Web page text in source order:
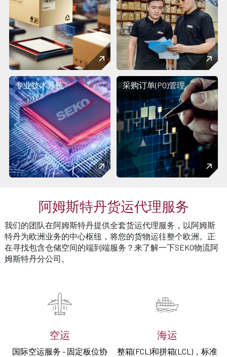
专业技术系统 采购订单(PO)管理
阿姆斯特丹货运代理服务
我们的团队在阿姆斯特丹提供全套货运代理服务，以阿姆斯
特丹为欧洲业务的中心枢纽，将您的货物运往整个欧洲。正
在寻找包含仓储空间的端到端服务？来了解一下SEKO物流阿
姆斯特丹分公司。
空运
国际空运服务 - 固定板位协
海运
整箱(FCL)和拼箱(LCL)，标准